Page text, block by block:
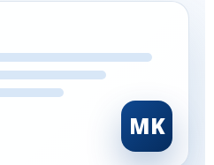
MK